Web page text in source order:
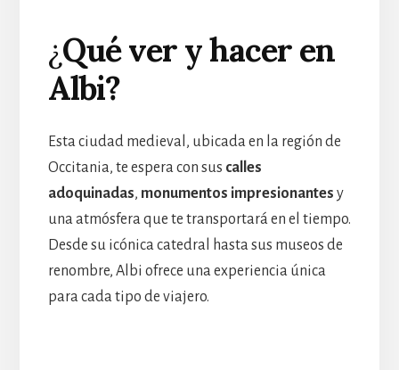
¿Qué ver y hacer en
Albi?
Esta ciudad medieval, ubicada en la región de
Occitania, te espera con sus calles
adoquinadas, monumentos impresionantes y
una atmósfera que te transportará en el tiempo.
Desde su icónica catedral hasta sus museos de
renombre, Albi ofrece una experiencia única
para cada tipo de viajero.